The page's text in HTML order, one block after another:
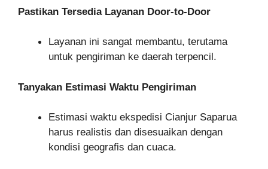
Pastikan Tersedia Layanan Door-to-Door
Layanan ini sangat membantu, terutama
untuk pengiriman ke daerah terpencil.
Tanyakan Estimasi Waktu Pengiriman
Estimasi waktu ekspedisi Cianjur Saparua
harus realistis dan disesuaikan dengan
kondisi geografis dan cuaca.